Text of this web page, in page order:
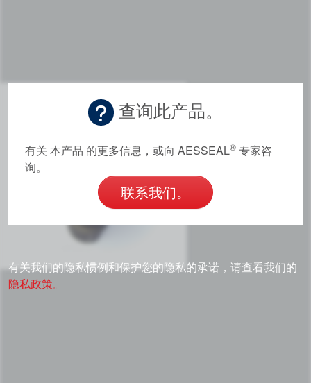
查询此产品。
有关 本产品 的更多信息，或向 AESSEAL® 专家咨
询。
联系我们。
有关我们的隐私惯例和保护您的隐私的承诺，请查看我们的
隐私政策。